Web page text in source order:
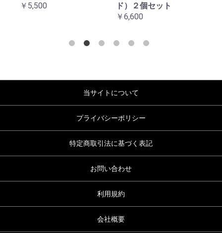
￥5,500
ド）２個セット
￥6,600
当サイトについて
プライバシーポリシー
特定商取引法に基づく表記
お問い合わせ
利用規約
会社概要